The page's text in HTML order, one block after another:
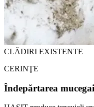
CLĂDIRI EXISTENTE
CERINŢE
Îndepărtarea